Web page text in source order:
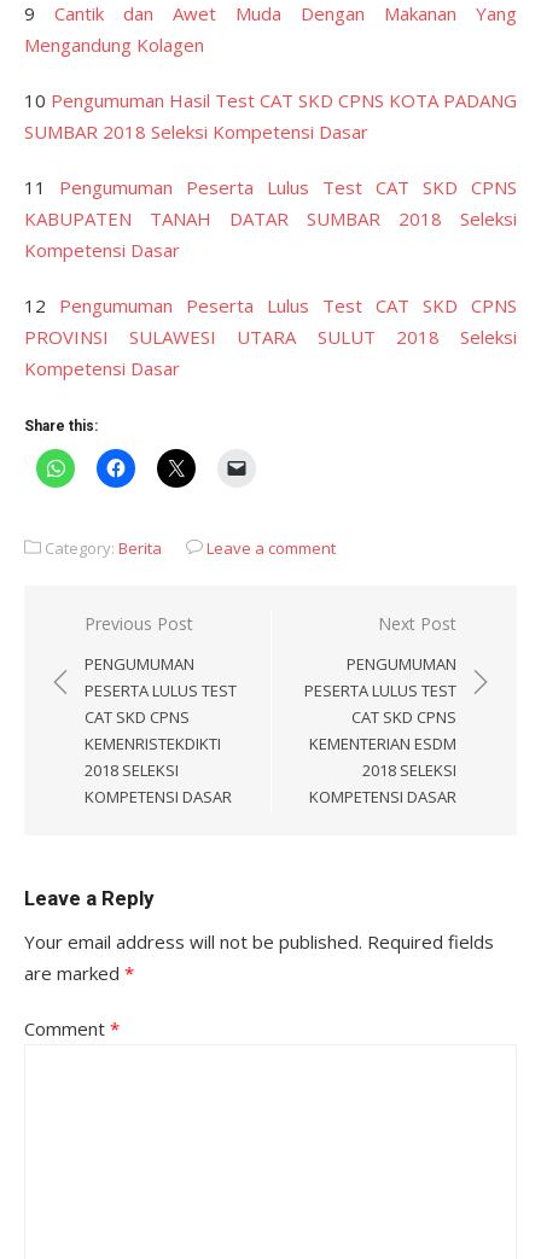
9 Cantik dan Awet Muda Dengan Makanan Yang
Mengandung Kolagen
10 Pengumuman Hasil Test CAT SKD CPNS KOTA PADANG
SUMBAR 2018 Seleksi Kompetensi Dasar
11 Pengumuman Peserta Lulus Test CAT SKD CPNS
KABUPATEN TANAH DATAR SUMBAR 2018 Seleksi
Kompetensi Dasar
12 Pengumuman Peserta Lulus Test CAT SKD CPNS
PROVINSI SULAWESI UTARA SULUT 2018 Seleksi
Kompetensi Dasar
Share this:
Category: Berita Leave a comment
Post
navigation
Previous Post
PENGUMUMAN
PESERTA LULUS TEST
CAT SKD CPNS
KEMENRISTEKDIKTI
2018 SELEKSI
KOMPETENSI DASAR
Next Post
PENGUMUMAN
PESERTA LULUS TEST
CAT SKD CPNS
KEMENTERIAN ESDM
2018 SELEKSI
KOMPETENSI DASAR
Leave a Reply
Your email address will not be published. Required fields
are marked *
Comment *